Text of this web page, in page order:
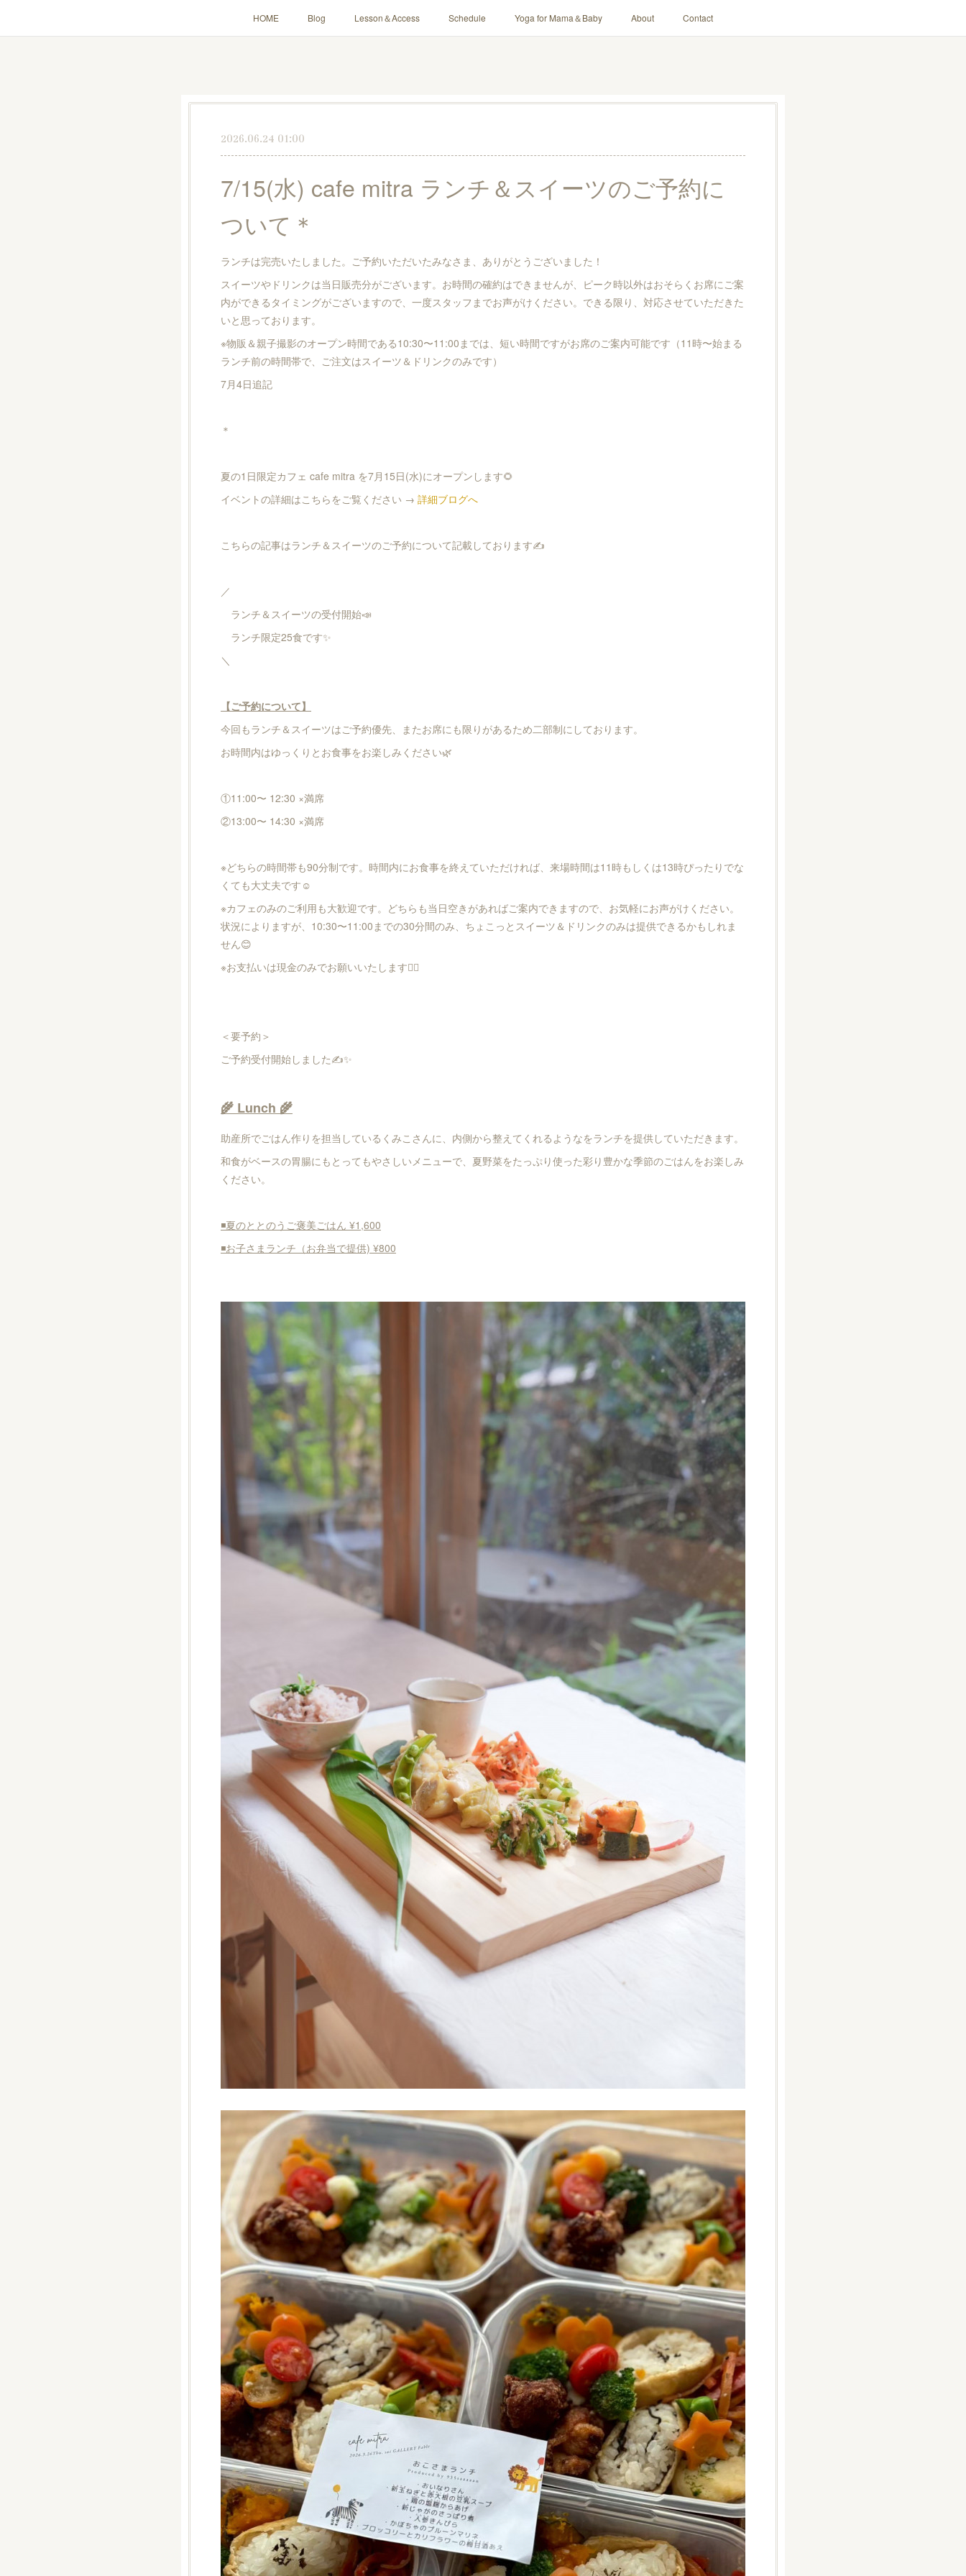
HOME Blog Lesson＆Access Schedule Yoga for Mama＆Baby About Contact
2026.06.24 01:00
7/15(水) cafe mitra ランチ＆スイーツのご予約に
ついて＊
ランチは完売いたしました。ご予約いただいたみなさま、ありがとうございました！
スイーツやドリンクは当日販売分がございます。お時間の確約はできませんが、ピーク時以外はおそらくお席にご案
内ができるタイミングがございますので、一度スタッフまでお声がけください。できる限り、対応させていただきた
いと思っております。
※物販＆親子撮影のオープン時間である10:30〜11:00までは、短い時間ですがお席のご案内可能です（11時〜始まる
ランチ前の時間帯で、ご注文はスイーツ＆ドリンクのみです）
7月4日追記
＊
夏の1日限定カフェ cafe mitra を7月15日(水)にオープンします🌻
イベントの詳細はこちらをご覧ください → 詳細ブログへ
こちらの記事はランチ＆スイーツのご予約について記載しております✍️
／
ランチ＆スイーツの受付開始📣
ランチ限定25食です✨
＼
【ご予約について】
今回もランチ＆スイーツはご予約優先、またお席にも限りがあるため二部制にしております。
お時間内はゆっくりとお食事をお楽しみください🌿
①11:00〜 12:30 ×満席
②13:00〜 14:30 ×満席
※どちらの時間帯も90分制です。時間内にお食事を終えていただければ、来場時間は11時もしくは13時ぴったりでな
くても大丈夫です☺️
※カフェのみのご利用も大歓迎です。どちらも当日空きがあればご案内できますので、お気軽にお声がけください。
状況によりますが、10:30〜11:00までの30分間のみ、ちょこっとスイーツ＆ドリンクのみは提供できるかもしれま
せん😊
※お支払いは現金のみでお願いいたします🙇‍♀️
＜要予約＞
ご予約受付開始しました✍️✨
🌾 Lunch 🌾
助産所でごはん作りを担当しているくみこさんに、内側から整えてくれるようなをランチを提供していただきます。
和食がベースの胃腸にもとってもやさしいメニューで、夏野菜をたっぷり使った彩り豊かな季節のごはんをお楽しみ
ください。
◾️夏のととのうご褒美ごはん ¥1,600
◾️お子さまランチ（お弁当で提供) ¥800